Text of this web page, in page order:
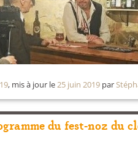
, mis à jour le25 juin 2019 par
du fest-noz du